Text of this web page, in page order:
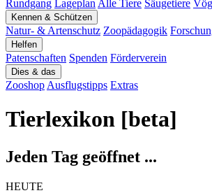
Rundgang Lageplan Alle Tiere Säugetiere
Kennen & Schützen
Natur- & Artenschutz Zoopädagogik
Helfen
Patenschaften Spenden Förderverein
Dies & das
Zooshop Ausflugstipps Extras
Tierlexikon [beta]
Jeden Tag geöffnet ...
HEUTE